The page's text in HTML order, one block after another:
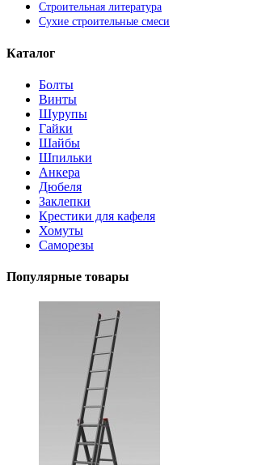
Строительная литература
Сухие строительные смеси
Каталог
Болты
Винты
Шурупы
Гайки
Шайбы
Шпильки
Анкера
Дюбеля
Заклепки
Крестики для кафеля
Хомуты
Саморезы
Популярные товары